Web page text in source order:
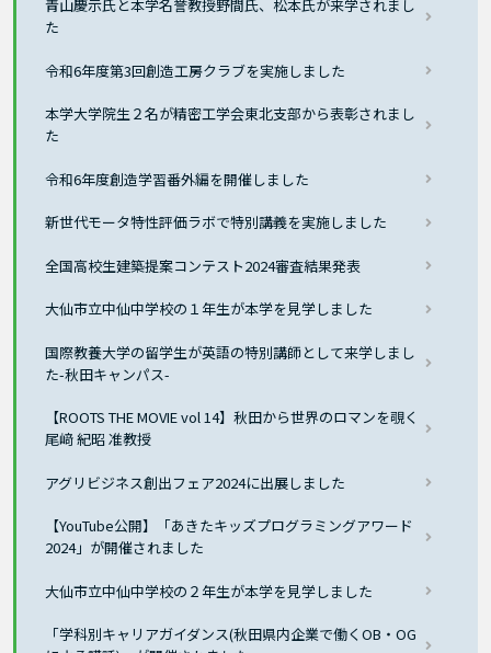
青山慶示氏と本学名誉教授野間氏、松本氏が来学されまし
た
令和6年度第3回創造工房クラブを実施しました
本学大学院生２名が精密工学会東北支部から表彰されまし
た
令和6年度創造学習番外編を開催しました
新世代モータ特性評価ラボで特別講義を実施しました
全国高校生建築提案コンテスト2024審査結果発表
大仙市立中仙中学校の１年生が本学を見学しました
国際教養大学の留学生が英語の特別講師として来学しまし
た-秋田キャンパス-
【ROOTS THE MOVIE vol 14】秋田から世界のロマンを覗く
尾﨑 紀昭 准教授
アグリビジネス創出フェア2024に出展しました
【YouTube公開】「あきたキッズプログラミングアワード
2024」が開催されました
大仙市立中仙中学校の２年生が本学を見学しました
「学科別キャリアガイダンス(秋田県内企業で働くOB・OG